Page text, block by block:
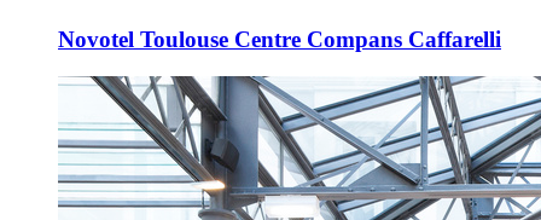
Novotel Toulouse Centre Compans Caffarelli